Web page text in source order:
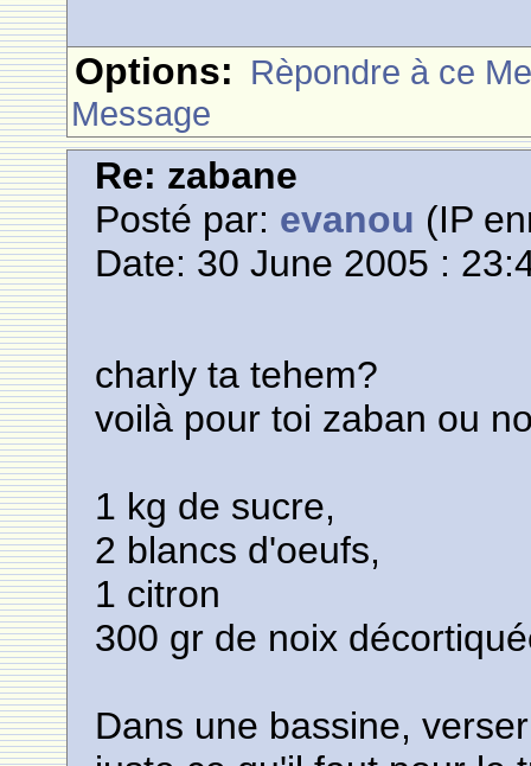
Options: Rèpondre à ce
Message
Re: zabane
Posté par: evanou (IP
Date: 30 June 2005 :
charly ta tehem?
voilà pour toi zaban ou
1 kg de sucre,
2 blancs d'oeufs,
1 citron
300 gr de noix
Dans une bassine,